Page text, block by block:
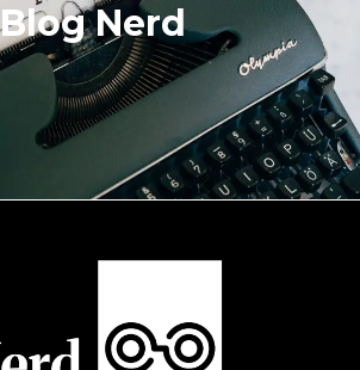
Blog Nerd